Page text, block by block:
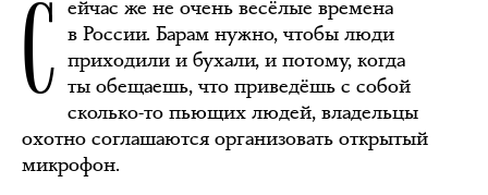
С ейчас же не очень весёлые времена
в России. Барам нужно, чтобы люди
приходили и бухали, и потому, когда
ты обещаешь, что приведёшь с собой
сколько-то пьющих людей, владельцы
охотно соглашаются организовать открытый
микрофон.